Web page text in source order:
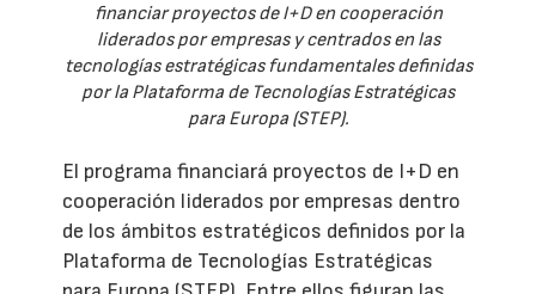
financiar proyectos de I+D en cooperación
liderados por empresas y centrados en las
tecnologías estratégicas fundamentales definidas
por la Plataforma de Tecnologías Estratégicas
para Europa (STEP).
El programa financiará proyectos de I+D en
cooperación liderados por empresas dentro
de los ámbitos estratégicos definidos por la
Plataforma de Tecnologías Estratégicas